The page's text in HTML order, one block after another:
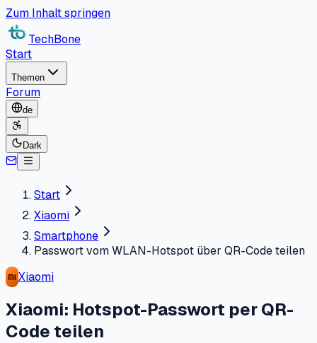
Zum Inhalt springen
TechBone
Start
Themen
Forum
de
Dark
Start
Xiaomi
Smartphone
Passwort vom WLAN-Hotspot über QR-Code teilen
Xiaomi
Xiaomi: Hotspot-Passwort per QR-
Code teilen